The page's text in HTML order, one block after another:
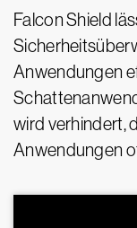
Falcon Shield
Anwendungen
wird verhindert,
Anwendungen